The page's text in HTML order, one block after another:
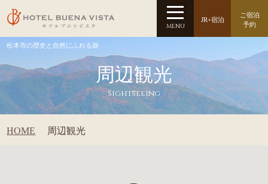
松本市の歴史と自然にふれる旅
周辺観光
Sightseeing
HOME 周辺観光
MENU
JR+宿泊
ご宿泊
予約